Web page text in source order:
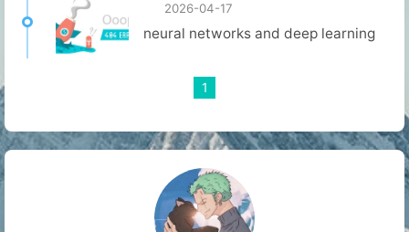
2026-04-17
neural networks and deep learning
1